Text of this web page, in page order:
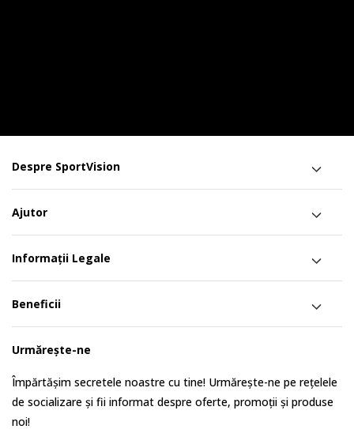
Despre SportVision
Ajutor
Informații Legale
Beneficii
Urmărește-ne
Împărtășim secretele noastre cu tine! Urmărește-ne pe rețelele
de socializare și fii informat despre oferte, promoții și produse
noi!